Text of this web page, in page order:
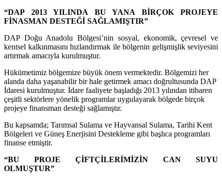
“DAP 2013 YILINDA BU YANA BİRÇOK PROJEYE
FİNASMAN DESTEĞİ SAĞLAMIŞTIR”
DAP Doğu Anadolu Bölgesi’nin sosyal, ekonomik, çevresel ve
kentsel kalkınmasını hızlandırmak ile bölgenin gelişmişlik seviyesini
artırmak amacıyla kurulmuştur.
Hükümetimiz bölgemize büyük önem vermektedir. Bölgemizi her
alanda daha yaşanabilir bir hale getirmek amacı doğrultusunda DAP
İdaresi kurulmuştur. İdare faaliyete başladığı 2013 yılından itibaren
çeşitli sektörlere yönelik programlar uygulayarak bölgede birçok
projeye finansman desteği sağlamıştır.
Bu kapsamda; Tarımsal Sulama ve Hayvansal Sulama, Tarihi Kent
Bölgeleri ve Güneş Enerjisini Destekleme gibi başlıca programları
finanse etmiştir.
“BU PROJE ÇİFTÇİLERİMİZİN CAN SUYU
OLMUŞTUR”